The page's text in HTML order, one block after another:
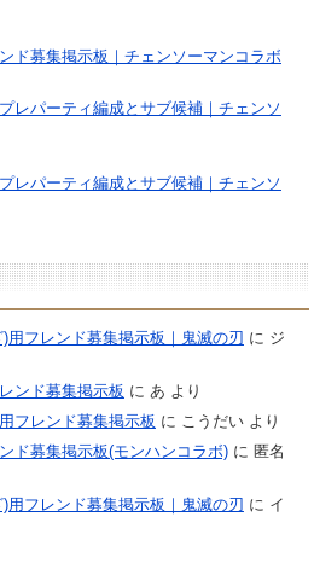
ド募集掲示板｜チェンソーマンコラボ
レパーティ編成とサブ候補｜チェンソ
レパーティ編成とサブ候補｜チェンソ
)用フレンド募集掲示板｜鬼滅の刃 に ジ
ンド募集掲示板 に あ より
フレンド募集掲示板 に こうだいより
ド募集掲示板(モンハンコラボ)に 匿名
)用フレンド募集掲示板｜鬼滅の刃 に イ